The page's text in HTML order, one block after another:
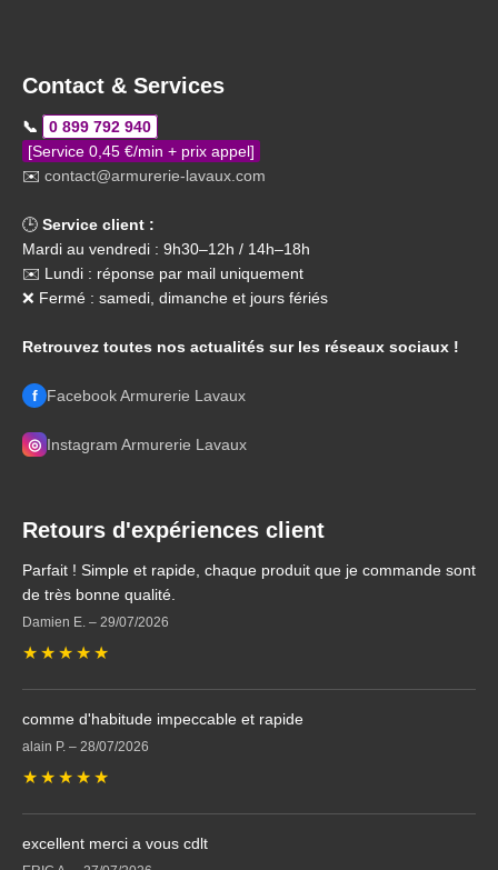
Contact & Services
📞
0 899 792 940
[Service 0,45 €/min + prix appel]
✉️ contact@armurerie-lavaux.com
🕒 Service client :
Mardi au vendredi : 9h30–12h / 14h–18h
✉️ Lundi : réponse par mail uniquement
❌ Fermé : samedi, dimanche et jours fériés
Retrouvez toutes nos actualités sur les réseaux sociaux !
f Facebook Armurerie Lavaux
◎ Instagram Armurerie Lavaux
Retours d'expériences client
Parfait ! Simple et rapide, chaque produit que je commande sont
de très bonne qualité.
Damien E. – 29/07/2026
★ ★ ★ ★ ★
comme d'habitude impeccable et rapide
alain P. – 28/07/2026
★ ★ ★ ★ ★
excellent merci a vous cdlt